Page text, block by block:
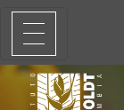
Variaciones